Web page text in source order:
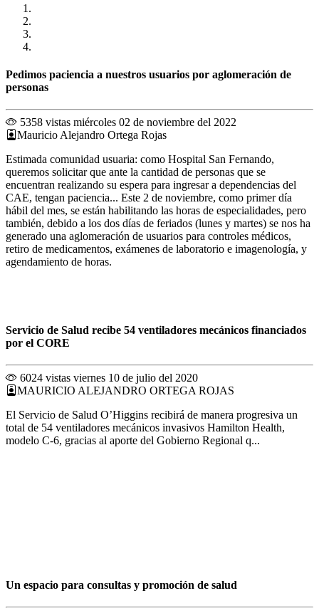
Pedimos paciencia a nuestros usuarios por aglomeración de
personas
5358 vistas miércoles 02 de noviembre del 2022
Mauricio Alejandro Ortega Rojas
Estimada comunidad usuaria: como Hospital San Fernando,
queremos solicitar que ante la cantidad de personas que se
encuentran realizando su espera para ingresar a dependencias del
CAE, tengan paciencia... Este 2 de noviembre, como primer día
hábil del mes, se están habilitando las horas de especialidades, pero
también, debido a los dos días de feriados (lunes y martes) se nos ha
generado una aglomeración de usuarios para controles médicos,
retiro de medicamentos, exámenes de laboratorio e imagenología, y
agendamiento de horas.
Servicio de Salud recibe 54 ventiladores mecánicos financiados
por el CORE
6024 vistas viernes 10 de julio del 2020
MAURICIO ALEJANDRO ORTEGA ROJAS
El Servicio de Salud O’Higgins recibirá de manera progresiva un
total de 54 ventiladores mecánicos invasivos Hamilton Health,
modelo C-6, gracias al aporte del Gobierno Regional q...
Un espacio para consultas y promoción de salud